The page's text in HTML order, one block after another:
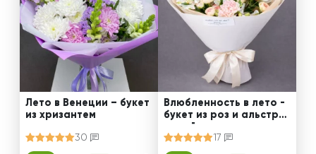
Лето в Венеции – букет
из хризантем
30
Влюбленность в лето -
букет из роз и альстро
мерий
17